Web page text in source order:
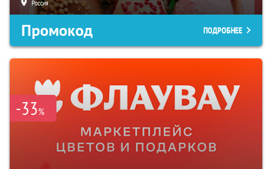
Россия
Промокод ПОДРОБНЕЕ
-33%